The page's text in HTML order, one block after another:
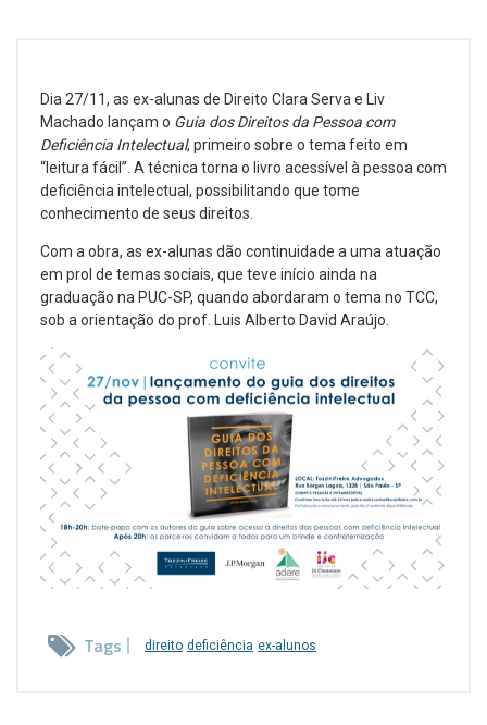
Dia 27/11, as ex-alunas de Direito Clara Serva e Liv
Machado lançam o Guia dos Direitos da Pessoa com
Deficiência Intelectual, primeiro sobre o tema feito em
“leitura fácil”. A técnica torna o livro acessível à pessoa com
deficiência intelectual, possibilitando que tome
conhecimento de seus direitos.
Com a obra, as ex-alunas dão continuidade a uma atuação
em prol de temas sociais, que teve início ainda na
graduação na PUC-SP, quando abordaram o tema no TCC,
sob a orientação do prof. Luis Alberto David Araújo.
Tags direito deficiência ex-alunos